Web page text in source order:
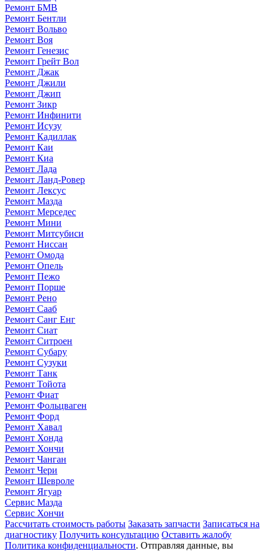
Ремонт БМВ
Ремонт Бентли
Ремонт Вольво
Ремонт Воя
Ремонт Генезис
Ремонт Грейт Вол
Ремонт Джак
Ремонт Джили
Ремонт Джип
Ремонт Зикр
Ремонт Инфинити
Ремонт Исузу
Ремонт Кадиллак
Ремонт Каи
Ремонт Киа
Ремонт Лада
Ремонт Ланд-Ровер
Ремонт Лексус
Ремонт Мазда
Ремонт Мерседес
Ремонт Мини
Ремонт Митсубиси
Ремонт Ниссан
Ремонт Омода
Ремонт Опель
Ремонт Пежо
Ремонт Порше
Ремонт Рено
Ремонт Сааб
Ремонт Санг Енг
Ремонт Сиат
Ремонт Ситроен
Ремонт Субару
Ремонт Сузуки
Ремонт Танк
Ремонт Тойота
Ремонт Фиат
Ремонт Фольцваген
Ремонт Форд
Ремонт Хавал
Ремонт Хонда
Ремонт Хончи
Ремонт Чанган
Ремонт Чери
Ремонт Шевроле
Ремонт Ягуар
Сервис Мазда
Сервис Хончи
Рассчитать стоимость работы Заказать запчасти Записаться на
диагностику Получить консультацию Оставить жалобу
Политика конфиденциальности. Отправляя данные, вы